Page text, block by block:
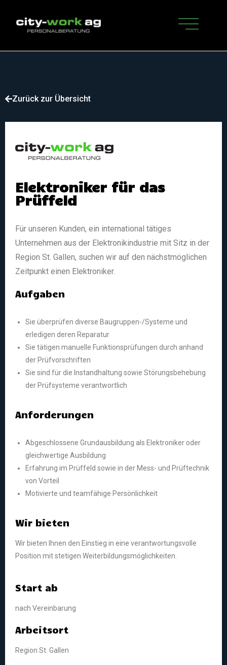
Zurück zur Übersicht
Elektroniker für das
Prüffeld
Für unseren Kunden, ein international tätiges
Unternehmen aus der Elektronikindustrie mit Sitz in der
Region St. Gallen, suchen wir auf den nächstmöglichen
Zeitpunkt einen Elektroniker.
Aufgaben
Sie überprüfen diverse Baugruppen-/Systeme und
erledigen deren Reparatur
Sie tätigen manuelle Funktionsprüfungen durch anhand
der Prüfvorschriften
Sie sind für die Instandhaltung sowie Störungsbehebung
der Prüfsysteme verantwortlich
Anforderungen
Abgeschlossene Grundausbildung als Elektroniker oder
gleichwertige Ausbildung
Erfahrung im Prüffeld sowie in der Mess- und Prüftechnik
von Vorteil
Motivierte und teamfähige Persönlichkeit
Wir bieten
Wir bieten Ihnen den Einstieg in eine verantwortungsvolle
Position mit stetigen Weiterbildungsmöglichkeiten.
Start ab
nach Vereinbarung
Arbeitsort
Region St. Gallen